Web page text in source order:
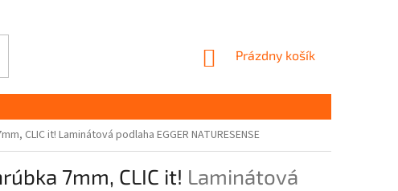
NÁKUPNÝ
Prázdny košík
CLIC it! Laminátová podlaha EGGER NATURESENSE
7mm, CLIC it! Laminátová